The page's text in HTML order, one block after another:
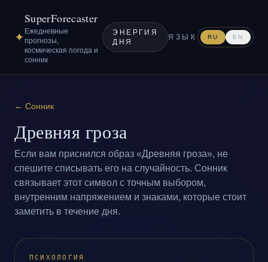
✦
SuperForecaster
Ежедневные
прогнозы,
космическая погода и
сонник
ЭНЕРГИЯ
ДНЯ
ЯЗЫК RU EN
← Сонник
Древняя гроза
Если вам приснился образ «Древняя гроза», не
спешите списывать его на случайность. Сонник
связывает этот символ с точным выбором,
внутренним напряжением и знаками, которые стоит
заметить в течение дня.
ПСИХОЛОГИЯ